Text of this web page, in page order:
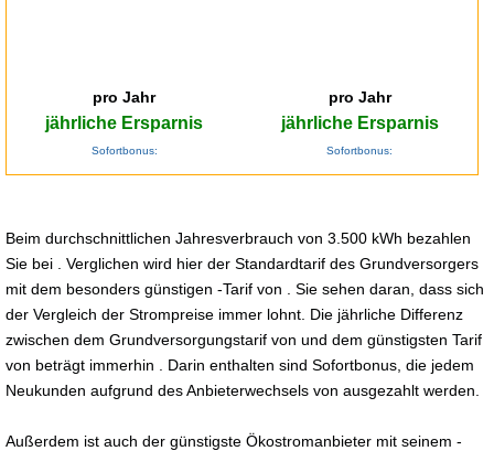
pro Jahr
jährliche Ersparnis
Sofortbonus:
pro Jahr
jährliche Ersparnis
Sofortbonus:
Beim durchschnittlichen Jahresverbrauch von 3.500 kWh bezahlen
Sie bei . Verglichen wird hier der Standardtarif des Grundversorgers
mit dem besonders günstigen -Tarif von . Sie sehen daran, dass sich
der Vergleich der Strompreise immer lohnt. Die jährliche Differenz
zwischen dem Grundversorgungstarif von und dem günstigsten Tarif
von beträgt immerhin . Darin enthalten sind Sofortbonus, die jedem
Neukunden aufgrund des Anbieterwechsels von ausgezahlt werden.
Außerdem ist auch der günstigste Ökostromanbieter mit seinem -